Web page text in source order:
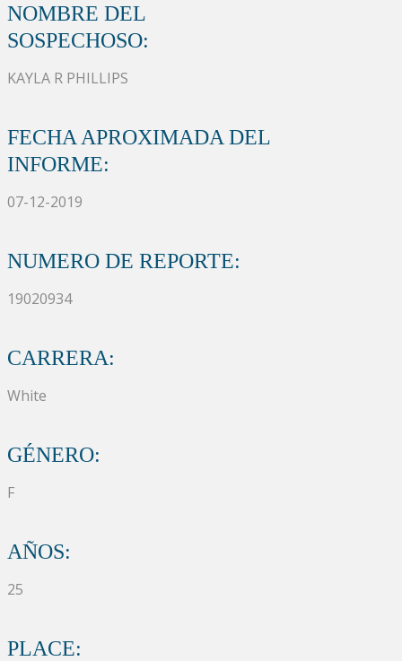
NOMBRE DEL
SOSPECHOSO:
KAYLA R PHILLIPS
FECHA APROXIMADA DEL
INFORME:
07-12-2019
NUMERO DE REPORTE:
19020934
CARRERA:
White
GÉNERO:
F
AÑOS:
25
PLACE: